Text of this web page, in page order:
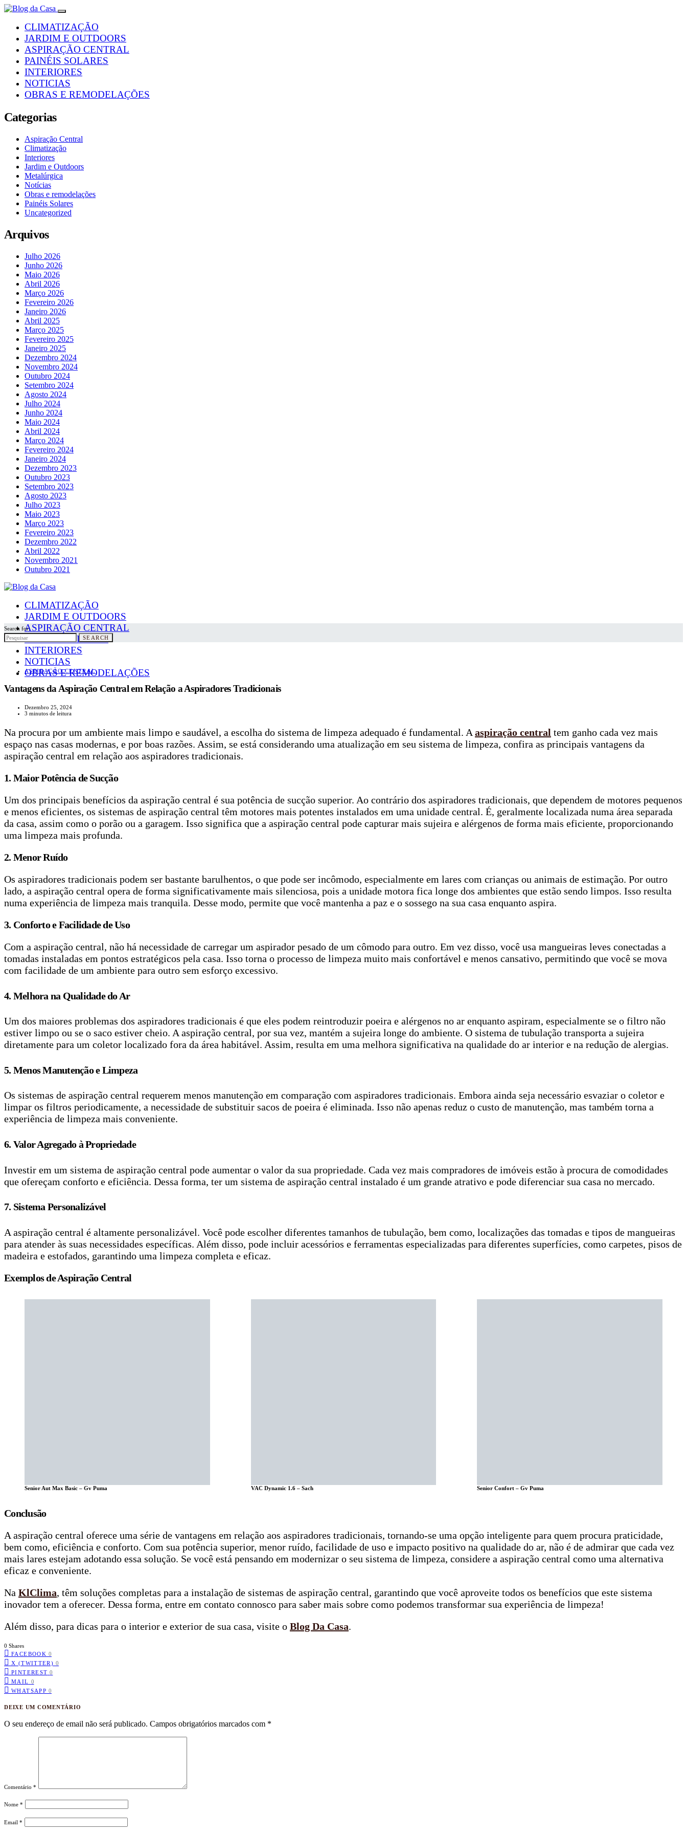
CLIMATIZAÇÃO
JARDIM E OUTDOORS
ASPIRAÇÃO CENTRAL
PAINÉIS SOLARES
INTERIORES
NOTICIAS
OBRAS E REMODELAÇÕES
Categorias
Aspiração Central
Climatização
Interiores
Jardim e Outdoors
Metalúrgica
Notícias
Obras e remodelações
Painéis Solares
Uncategorized
Arquivos
Julho 2026
Junho 2026
Maio 2026
Abril 2026
Março 2026
Fevereiro 2026
Janeiro 2026
Abril 2025
Março 2025
Fevereiro 2025
Janeiro 2025
Dezembro 2024
Novembro 2024
Outubro 2024
Setembro 2024
Agosto 2024
Julho 2024
Junho 2024
Maio 2024
Abril 2024
Março 2024
Fevereiro 2024
Janeiro 2024
Dezembro 2023
Outubro 2023
Setembro 2023
Agosto 2023
Julho 2023
Maio 2023
Março 2023
Fevereiro 2023
Dezembro 2022
Abril 2022
Novembro 2021
Outubro 2021
CLIMATIZAÇÃO
JARDIM E OUTDOORS
ASPIRAÇÃO CENTRAL
PAINÉIS SOLARES
INTERIORES
NOTICIAS
OBRAS E REMODELAÇÕES
Search for:
SEARCH
ASPIRAÇÃO CENTRAL
Vantagens da Aspiração Central em Relação a Aspiradores Tradicionais
Dezembro 25, 2024
3 minutos de leitura
Na procura por um ambiente mais limpo e saudável, a escolha do sistema de limpeza adequado é fundamental. A aspiração central tem ganho cada vez mais
espaço nas casas modernas, e por boas razões. Assim, se está considerando uma atualização em seu sistema de limpeza, confira as principais vantagens da
aspiração central em relação aos aspiradores tradicionais.
1. Maior Potência de Sucção
Um dos principais benefícios da aspiração central é sua potência de sucção superior. Ao contrário dos aspiradores tradicionais, que dependem de motores pequenos
e menos eficientes, os sistemas de aspiração central têm motores mais potentes instalados em uma unidade central. É, geralmente localizada numa área separada
da casa, assim como o porão ou a garagem. Isso significa que a aspiração central pode capturar mais sujeira e alérgenos de forma mais eficiente, proporcionando
uma limpeza mais profunda.
2. Menor Ruído
Os aspiradores tradicionais podem ser bastante barulhentos, o que pode ser incômodo, especialmente em lares com crianças ou animais de estimação. Por outro
lado, a aspiração central opera de forma significativamente mais silenciosa, pois a unidade motora fica longe dos ambientes que estão sendo limpos. Isso resulta
numa experiência de limpeza mais tranquila. Desse modo, permite que você mantenha a paz e o sossego na sua casa enquanto aspira.
3. Conforto e Facilidade de Uso
Com a aspiração central, não há necessidade de carregar um aspirador pesado de um cômodo para outro. Em vez disso, você usa mangueiras leves conectadas a
tomadas instaladas em pontos estratégicos pela casa. Isso torna o processo de limpeza muito mais confortável e menos cansativo, permitindo que você se mova
com facilidade de um ambiente para outro sem esforço excessivo.
4. Melhora na Qualidade do Ar
Um dos maiores problemas dos aspiradores tradicionais é que eles podem reintroduzir poeira e alérgenos no ar enquanto aspiram, especialmente se o filtro não
estiver limpo ou se o saco estiver cheio. A aspiração central, por sua vez, mantém a sujeira longe do ambiente. O sistema de tubulação transporta a sujeira
diretamente para um coletor localizado fora da área habitável. Assim, resulta em uma melhora significativa na qualidade do ar interior e na redução de alergias.
5. Menos Manutenção e Limpeza
Os sistemas de aspiração central requerem menos manutenção em comparação com aspiradores tradicionais. Embora ainda seja necessário esvaziar o coletor e
limpar os filtros periodicamente, a necessidade de substituir sacos de poeira é eliminada. Isso não apenas reduz o custo de manutenção, mas também torna a
experiência de limpeza mais conveniente.
6. Valor Agregado à Propriedade
Investir em um sistema de aspiração central pode aumentar o valor da sua propriedade. Cada vez mais compradores de imóveis estão à procura de comodidades
que ofereçam conforto e eficiência. Dessa forma, ter um sistema de aspiração central instalado é um grande atrativo e pode diferenciar sua casa no mercado.
7. Sistema Personalizável
A aspiração central é altamente personalizável. Você pode escolher diferentes tamanhos de tubulação, bem como, localizações das tomadas e tipos de mangueiras
para atender às suas necessidades específicas. Além disso, pode incluir acessórios e ferramentas especializadas para diferentes superfícies, como carpetes, pisos de
madeira e estofados, garantindo uma limpeza completa e eficaz.
Exemplos de Aspiração Central
Senior Aut Max Basic – Gv Puma VAC Dynamic 1.6 – Sach Senior Confort – Gv Puma
Conclusão
A aspiração central oferece uma série de vantagens em relação aos aspiradores tradicionais, tornando-se uma opção inteligente para quem procura praticidade,
bem como, eficiência e conforto. Com sua potência superior, menor ruído, facilidade de uso e impacto positivo na qualidade do ar, não é de admirar que cada vez
mais lares estejam adotando essa solução. Se você está pensando em modernizar o seu sistema de limpeza, considere a aspiração central como uma alternativa
eficaz e conveniente.
Na KlClima, têm soluções completas para a instalação de sistemas de aspiração central, garantindo que você aproveite todos os benefícios que este sistema
inovador tem a oferecer. Dessa forma, entre em contato connosco para saber mais sobre como podemos transformar sua experiência de limpeza!
Além disso, para dicas para o interior e exterior de sua casa, visite o Blog Da Casa.
0 Shares
FACEBOOK 0
X (TWITTER) 0
PINTEREST 0
MAIL 0
WHATSAPP 0
DEIXE UM COMENTÁRIO
O seu endereço de email não será publicado. Campos obrigatórios marcados com *
Comentário *
Nome *
Email *